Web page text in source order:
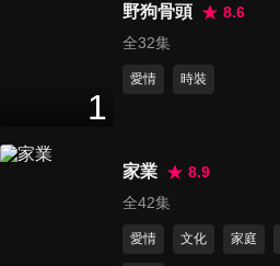
45
分鐘
1
野狗骨頭
8.6
全32集
愛情 時裝
家業
8.9
全42集
愛情 文化 家庭